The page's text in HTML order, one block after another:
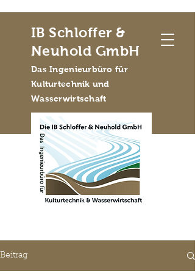
IB Schloffer &
Neuhold GmbH
Das Ingenieurbüro für
Kulturtechnik und
Wasserwirtschaft
Beitrag